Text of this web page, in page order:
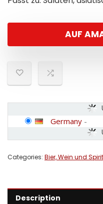
AUF
Germany -
Categories: Bier, Wein und
Description